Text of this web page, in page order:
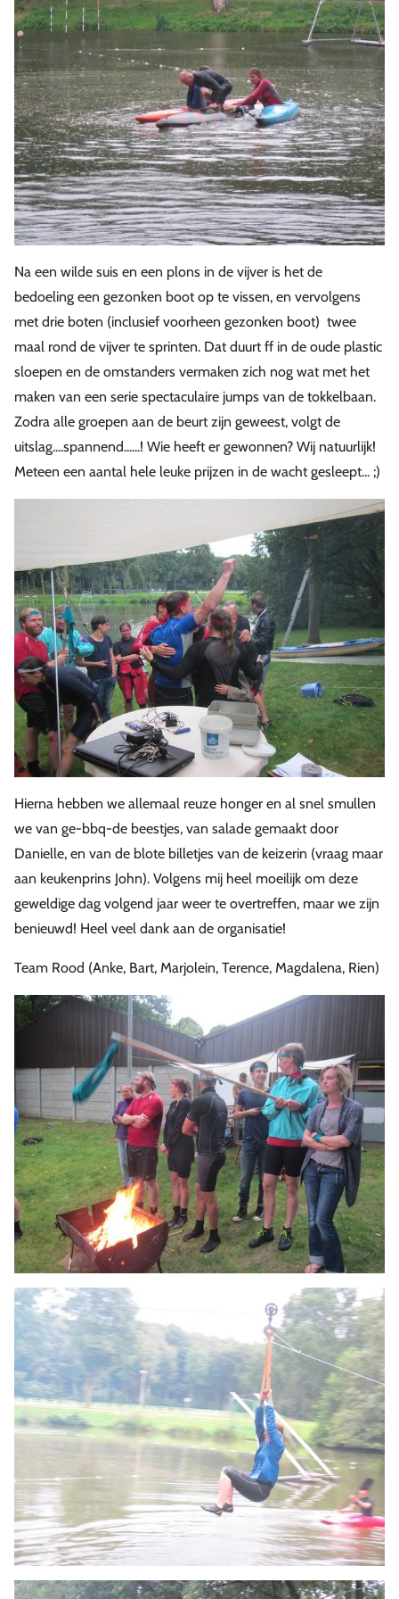
Na een wilde suis en een plons in de vijver is het de
bedoeling een gezonken boot op te vissen, en vervolgens
met drie boten (inclusief voorheen gezonken boot) twee
maal rond de vijver te sprinten. Dat duurt ff in de oude plastic
sloepen en de omstanders vermaken zich nog wat met het
maken van een serie spectaculaire jumps van de tokkelbaan.
Zodra alle groepen aan de beurt zijn geweest, volgt de
uitslag....spannend......! Wie heeft er gewonnen? Wij natuurlijk!
Meteen een aantal hele leuke prijzen in de wacht gesleept... ;)
Hierna hebben we allemaal reuze honger en al snel smullen
we van ge-bbq-de beestjes, van salade gemaakt door
Danielle, en van de blote billetjes van de keizerin (vraag maar
aan keukenprins John). Volgens mij heel moeilijk om deze
geweldige dag volgend jaar weer te overtreffen, maar we zijn
benieuwd! Heel veel dank aan de organisatie!
Team Rood (Anke, Bart, Marjolein, Terence, Magdalena, Rien)